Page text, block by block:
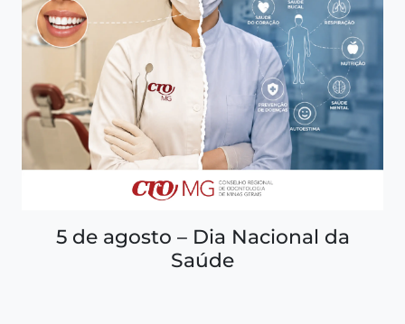
5 de agosto – Dia Nacional da
Saúde